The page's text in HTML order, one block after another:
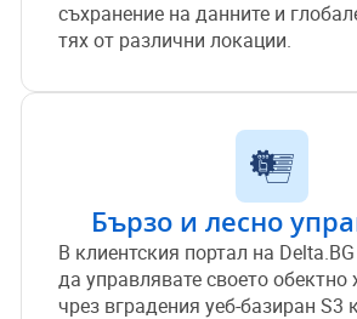
съхранение на данните и
тях от различни локации.
Бързо и лесно
В клиентския портал на
да управлявате своето
чрез вградения уеб-базиран S3